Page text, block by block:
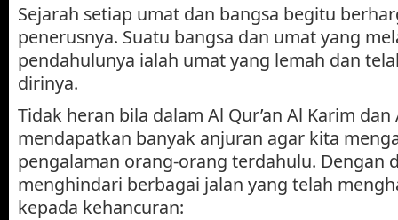
Sejarah setiap umat dan bangsa begitu
penerusnya. Suatu bangsa dan umat yang
pendahulunya ialah umat yang lemah dan
dirinya.
Tidak heran bila dalam Al Qur’an Al Karim
mendapatkan banyak anjuran agar kita
pengalaman orang-orang terdahulu. Dengan
menghindari berbagai jalan yang telah
kepada kehancuran: